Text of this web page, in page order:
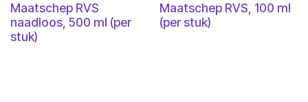
Maatschep RVS
naadloos, 500 ml (per
stuk)
Maatschep RVS, 100 ml
(per stuk)